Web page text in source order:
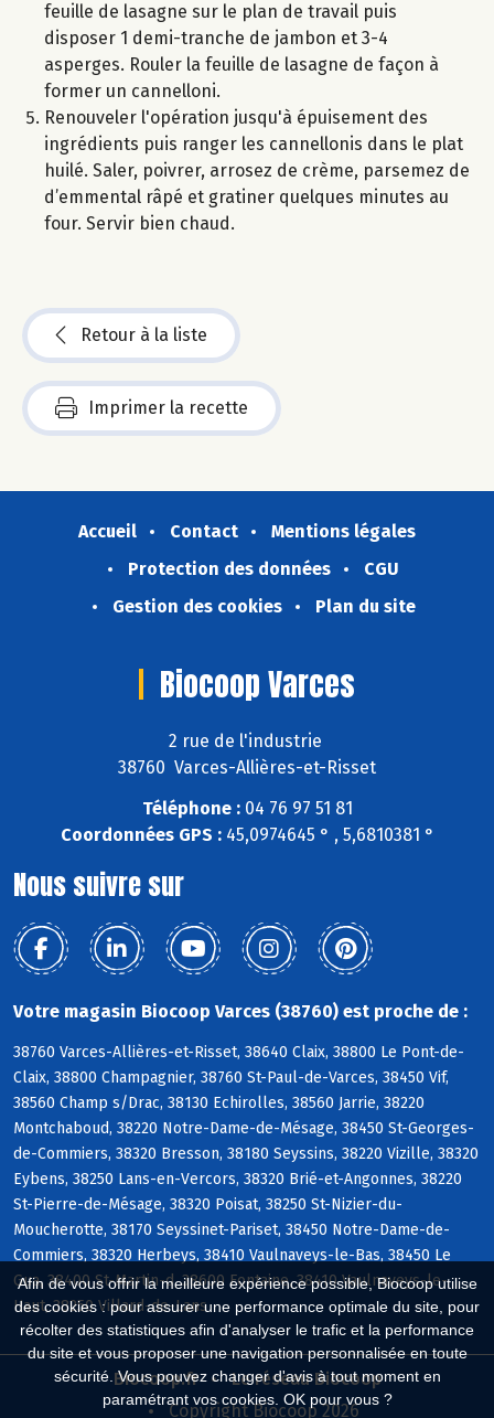
Afin de vous offrir la meilleure expérience possible, Biocoop utilise
des cookies : pour assurer une performance optimale du site, pour
récolter des statistiques afin d'analyser le trafic et la performance
du site et vous proposer une navigation personnalisée en toute
sécurité. Vous pouvez changer d'avis à tout moment en
paramétrant vos cookies. OK pour vous ?
feuille de lasagne sur le plan de travail puis
disposer 1 demi-tranche de jambon et 3-4
asperges. Rouler la feuille de lasagne de façon à
former un cannelloni.
Renouveler l'opération jusqu'à épuisement des
ingrédients puis ranger les cannellonis dans le plat
huilé. Saler, poivrer, arrosez de crème, parsemez de
d’emmental râpé et gratiner quelques minutes au
four. Servir bien chaud.
Retour à la liste
Imprimer la recette
Accueil Contact
Mentions légales
Protection des données
CGU
Gestion des cookies
Plan du site
Biocoop Varces
2 rue de l'industrie
38760 Varces-Allières-et-Risset
Téléphone :04 76 97 51 81
Coordonnées GPS :45,0974645 ° , 5,6810381 °
Nous suivre sur
Votre magasin Biocoop Varces (38760) est proche de :
38760 Varces-Allières-et-Risset, 38640 Claix, 38800 Le Pont-de-
Claix, 38800 Champagnier, 38760 St-Paul-de-Varces, 38450 Vif,
38560 Champ s/Drac, 38130 Echirolles, 38560 Jarrie, 38220
Montchaboud, 38220 Notre-Dame-de-Mésage, 38450 St-Georges-
de-Commiers, 38320 Bresson, 38180 Seyssins, 38220 Vizille, 38320
Eybens, 38250 Lans-en-Vercors, 38320 Brié-et-Angonnes, 38220
St-Pierre-de-Mésage, 38320 Poisat, 38250 St-Nizier-du-
Moucherotte, 38170 Seyssinet-Pariset, 38450 Notre-Dame-de-
Commiers, 38320 Herbeys, 38410 Vaulnaveys-le-Bas, 38450 Le
Gua, 38400 St-Martin-d, 38600 Fontaine, 38410 Vaulnaveys-le-
Haut, 38250 Villard-de-Lans
Biocoop.fr
Le réseau Biocoop
Copyright Biocoop 2026